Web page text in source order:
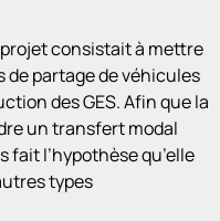
consistait à mettre
partage de véhicules
des GES. Afin que la
un transfert modal
l’hypothèse qu’elle
types